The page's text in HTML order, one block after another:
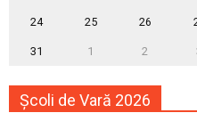
24 25 26
31 1 2
Școli de Vară 2026